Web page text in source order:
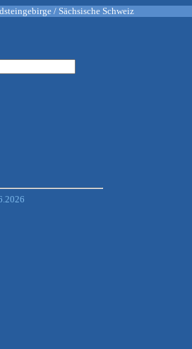
/ Sächsische Schweiz